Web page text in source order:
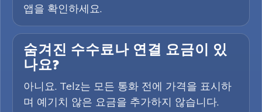
앱을 확인하세요.
숨겨진 수수료나 연결 요금이 있
나요?
아니요. Telz는 모든 통화 전에 가격을 표시하
며 예기치 않은 요금을 추가하지 않습니다.